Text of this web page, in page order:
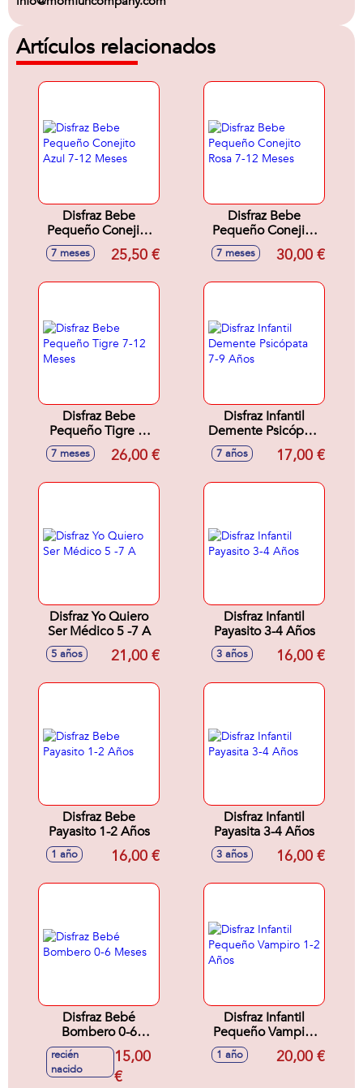
Artículos relacionados
Disfraz Bebe
Pequeño Conejito
Azul 7-12 Meses
7 meses 25,50 €
Disfraz Bebe
Pequeño Conejito
Rosa 7-12 Meses
7 meses 30,00 €
Disfraz Bebe
Pequeño Tigre 7-
12 Meses
7 meses 26,00 €
Disfraz Infantil
Demente Psicópata
7-9 Años
7 años 17,00 €
Disfraz Yo Quiero
Ser Médico 5 -7 A
5 años 21,00 €
Disfraz Infantil
Payasito 3-4 Años
3 años 16,00 €
Disfraz Bebe
Payasito 1-2 Años
1 año 16,00 €
Disfraz Infantil
Payasita 3-4 Años
3 años 16,00 €
Disfraz Bebé
Bombero 0-6
Meses
recién
nacido
15,00
€
Disfraz Infantil
Pequeño Vampiro
1-2 Años
1 año 20,00 €